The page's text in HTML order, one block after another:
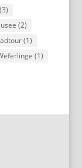
(2)
(1)
(1)